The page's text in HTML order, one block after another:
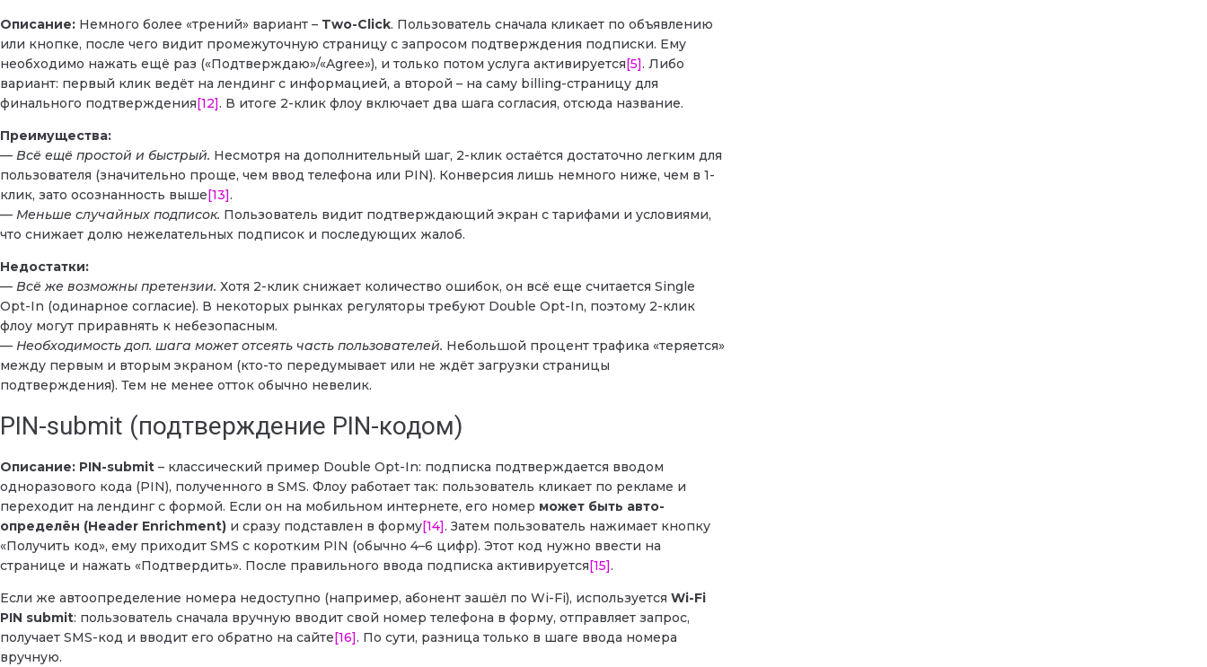
Описание: Немного более «трений» вариант – Two-Click. Пользователь сначала кликает по объявлению
или кнопке, после чего видит промежуточную страницу с запросом подтверждения подписки. Ему
необходимо нажать ещё раз («Подтверждаю»/«Agree»), и только потом услуга активируется [5]. Либо
вариант: первый клик ведёт на лендинг с информацией, а второй – на саму billing-страницу для
финального подтверждения [12]. В итоге 2-клик флоу включает два шага согласия, отсюда название.
Преимущества:
— Всё ещё простой и быстрый. Несмотря на дополнительный шаг, 2-клик остаётся достаточно легким для
пользователя (значительно проще, чем ввод телефона или PIN). Конверсия лишь немного ниже, чем в 1-
клик, зато осознанность выше [13].
— Меньше случайных подписок. Пользователь видит подтверждающий экран с тарифами и условиями,
что снижает долю нежелательных подписок и последующих жалоб.
Недостатки:
— Всё же возможны претензии. Хотя 2-клик снижает количество ошибок, он всё еще считается Single
Opt-In (одинарное согласие). В некоторых рынках регуляторы требуют Double Opt-In, поэтому 2-клик
флоу могут приравнять к небезопасным.
— Необходимость доп. шага может отсеять часть пользователей. Небольшой процент трафика «теряется»
между первым и вторым экраном (кто-то передумывает или не ждёт загрузки страницы
подтверждения). Тем не менее отток обычно невелик.
PIN-submit (подтверждение PIN-кодом)
Описание: PIN-submit – классический пример Double Opt-In: подписка подтверждается вводом
одноразового кода (PIN), полученного в SMS. Флоу работает так: пользователь кликает по рекламе и
переходит на лендинг с формой. Если он на мобильном интернете, его номер может быть авто-
определён (Header Enrichment) и сразу подставлен в форму[14]. Затем пользователь нажимает кнопку
«Получить код», ему приходит SMS с коротким PIN (обычно 4–6 цифр). Этот код нужно ввести на
странице и нажать «Подтвердить». После правильного ввода подписка активируется [15].
Если же автоопределение номера недоступно (например, абонент зашёл по Wi-Fi), используется Wi-Fi
PIN submit: пользователь сначала вручную вводит свой номер телефона в форму, отправляет запрос,
получает SMS-код и вводит его обратно на сайте [16]. По сути, разница только в шаге ввода номера
вручную.